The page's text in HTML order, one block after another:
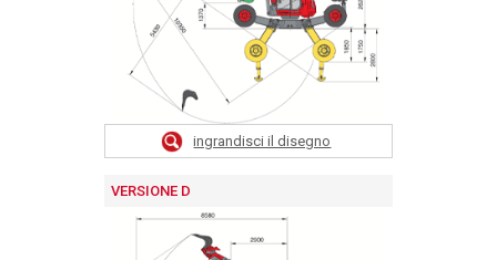
ingrandisci il disegno
VERSIONE D